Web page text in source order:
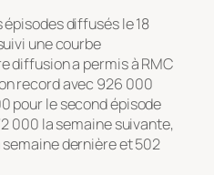
diffusés le 18
une courbe
diffusion a permis à RMC
record avec 926 000
pour le second épisode
000 la semaine suivante,
dernière et 502